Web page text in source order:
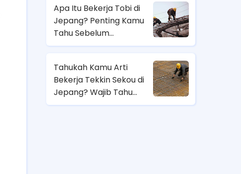
Apa Itu Bekerja Tobi di
Jepang? Penting Kamu
Tahu Sebelum
Berangkat Magang Kerja
Tahukah Kamu Arti
Bekerja Tekkin Sekou di
Jepang? Wajib Tahu
Sebelum Pilih Job